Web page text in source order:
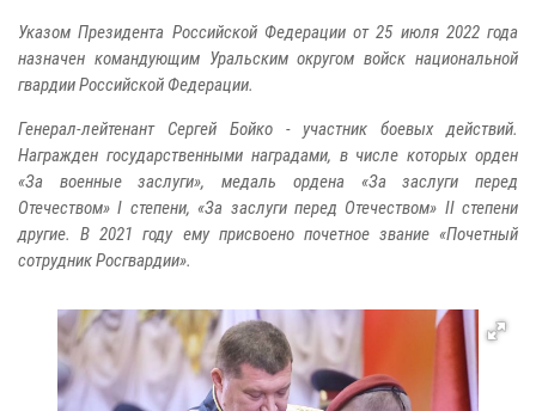
Указом Президента Российской Федерации от 25 июля 2022 года
назначен командующим Уральским округом войск национальной
гвардии Российской Федерации.
Генерал-лейтенант Сергей Бойко - участник боевых действий.
Награжден государственными наградами, в числе которых орден
«За военные заслуги», медаль ордена «За заслуги перед
Отечеством» I степени, «За заслуги перед Отечеством» II степени
другие. В 2021 году ему присвоено почетное звание «Почетный
сотрудник Росгвардии».